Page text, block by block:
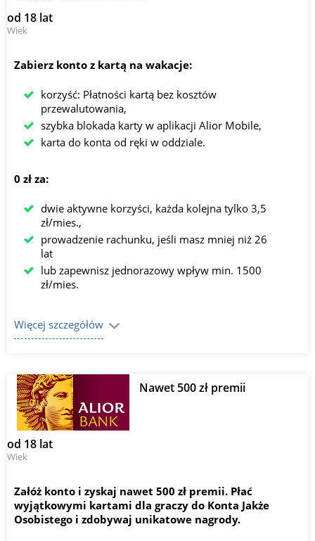
od 18 lat
Wiek
Zabierz konto z kartą na wakacje:
korzyść: Płatności kartą bez kosztów
przewalutowania,
szybka blokada karty w aplikacji Alior Mobile,
karta do konta od ręki w oddziale.
0 zł za:
dwie aktywne korzyści, każda kolejna tylko 3,5
zł/mies.,
prowadzenie rachunku, jeśli masz mniej niż 26
lat
lub zapewnisz jednorazowy wpływ min. 1500
zł/mies.
Więcej szczegółów
Nawet 500 zł premii
od 18 lat
Wiek
Załóż konto i zyskaj nawet 500 zł premii. Płać
wyjątkowymi kartami dla graczy do Konta Jakże
Osobistego i zdobywaj unikatowe nagrody.